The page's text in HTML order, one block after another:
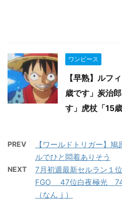
ワンピース
【早熟】ルフ
歳です」炭治
す」虎杖「15
PREV
【ワールドトリガー】
ルでひと悶着ありそう
NEXT
7月初週最新セルラン
FGO 47位白夜極光
（なんｊ）